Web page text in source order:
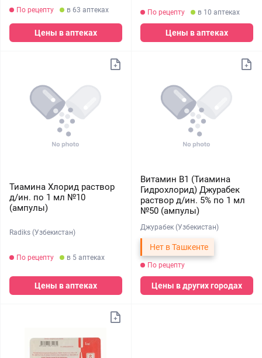
По рецепту в 63 аптеках
Цены в аптеках
По рецепту в 10 аптеках
Цены в аптеках
Тиамина Хлорид раствор
д/ин. по 1 мл №10
(ампулы)
Radiks (Узбекистан)
По рецепту в 5 аптеках
Цены в аптеках
Витамин В1 (Тиамина
Гидрохлорид) Джурабек
раствор д/ин. 5% по 1 мл
№50 (ампулы)
Джурабек (Узбекистан)
Нет в Ташкенте
По рецепту
Цены в других городах